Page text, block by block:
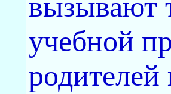
вызывают
учебной